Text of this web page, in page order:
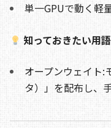
単一GPUで動く軽
知っておきたい用語
オープンウェイト:
タ）」を配布し、